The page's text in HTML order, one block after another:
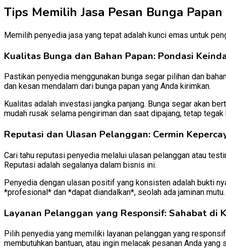
Tips Memilih Jasa Pesan Bunga
Memilih penyedia jasa yang tepat adalah kunci emas untuk
Kualitas Bunga dan Bahan Papan: Pondasi
Pastikan penyedia menggunakan bunga segar pilihan dan
dan kesan mendalam dari bunga papan yang Anda kirimkan.
Kualitas adalah investasi jangka panjang. Bunga segar akan
mudah rusak selama pengiriman dan saat dipajang, tetap tegak
Reputasi dan Ulasan Pelanggan: Cermin
Cari tahu reputasi penyedia melalui ulasan pelanggan atau
Reputasi adalah segalanya dalam bisnis ini.
Penyedia dengan ulasan positif yang konsisten adalah bukti
*profesional* dan *dapat diandalkan*, seolah ada jaminan mutu.
Layanan Pelanggan yang Responsif: Sahabat di
Pilih penyedia yang memiliki layanan pelanggan yang
membutuhkan bantuan, atau ingin melacak pesanan Anda yang